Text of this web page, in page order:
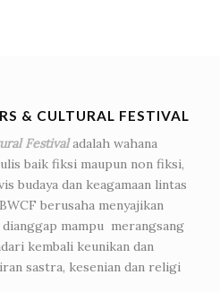
& CULTURAL FESTIVAL
Festivaladalah wahana
baik fiksi maupun non fiksi,
budaya dan keagamaan lintas
berusaha menyajikan
mampu merangsang
kembali keunikan dan
sastra, kesenian dan religi